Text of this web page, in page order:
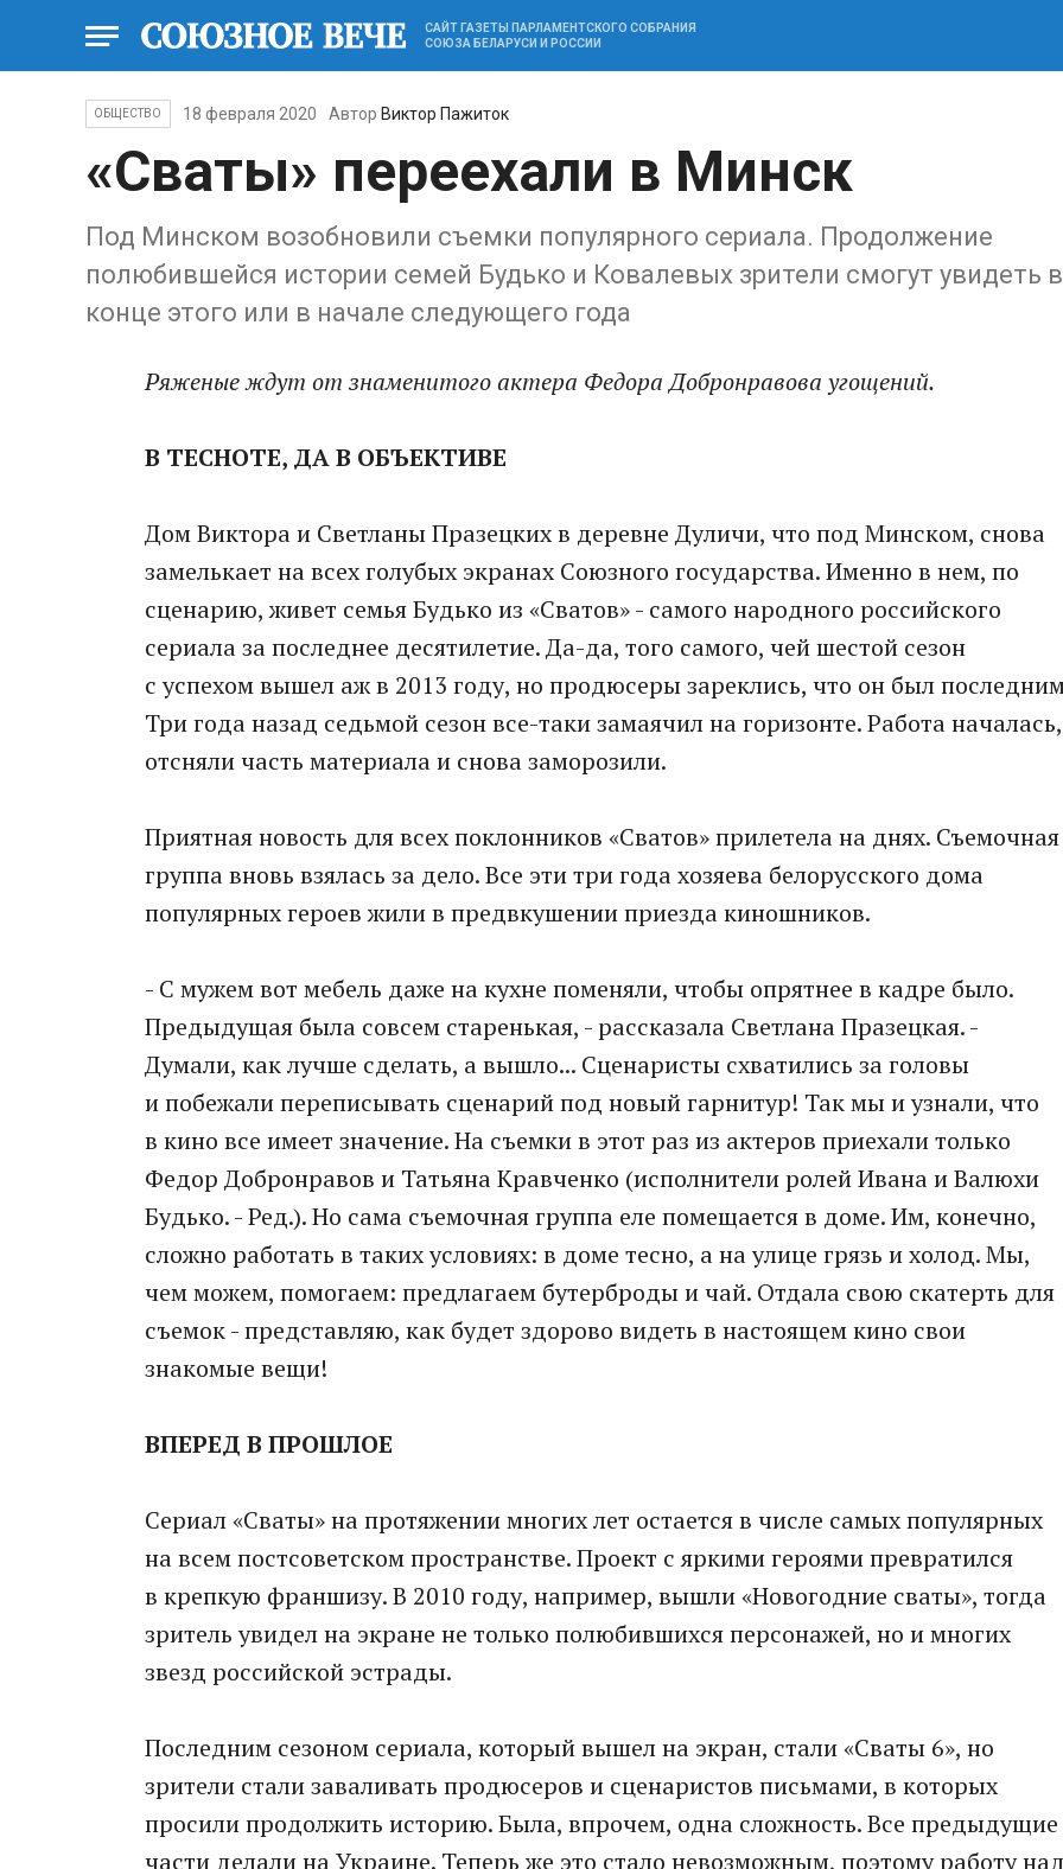
САЙТ ГАЗЕТЫ ПАРЛАМЕНТСКОГО СОБРАНИЯ
СОЮЗА БЕЛАРУСИ И РОССИИ
ОБЩЕСТВО 18 февраля 2020 Автор Виктор Пажиток
«Сваты» переехали в Минск
Под Минском возобновили съемки популярного сериала. Продолжение
полюбившейся истории семей Будько и Ковалевых зрители смогут увидеть в
конце этого или в начале следующего года
Ряженые ждут от знаменитого актера Федора Добронравова угощений.
В ТЕСНОТЕ, ДА В ОБЪЕКТИВЕ
Дом Виктора и Светланы Празецких в деревне Дуличи, что под Минском, снова
замелькает на всех голубых экранах Союзного государства. Именно в нем, по
сценарию, живет семья Будько из «Сватов» - самого народного российского
сериала за последнее десятилетие. Да-да, того самого, чей шестой сезон
с успехом вышел аж в 2013 году, но продюсеры зареклись, что он был
Три года назад седьмой сезон все-таки замаячил на горизонте. Работа началась,
отсняли часть материала и снова заморозили.
Приятная новость для всех поклонников «Сватов» прилетела на днях. Съемочная
группа вновь взялась за дело. Все эти три года хозяева белорусского дома
популярных героев жили в предвкушении приезда киношников.
- С мужем вот мебель даже на кухне поменяли, чтобы опрятнее в кадре было.
Предыдущая была совсем старенькая, - рассказала Светлана Празецкая. -
Думали, как лучше сделать, а вышло... Сценаристы схватились за головы
и побежали переписывать сценарий под новый гарнитур! Так мы и узнали, что
в кино все имеет значение. На съемки в этот раз из актеров приехали только
Федор Добронравов и Татьяна Кравченко (исполнители ролей Ивана и Валюхи
Будько. - Ред.). Но сама съемочная группа еле помещается в доме. Им, конечно,
сложно работать в таких условиях: в доме тесно, а на улице грязь и холод. Мы,
чем можем, помогаем: предлагаем бутерброды и чай. Отдала свою скатерть для
съемок - представляю, как будет здорово видеть в настоящем кино свои
знакомые вещи!
ВПЕРЕД В ПРОШЛОЕ
Сериал «Сваты» на протяжении многих лет остается в числе самых популярных
на всем постсоветском пространстве. Проект с яркими героями превратился
в крепкую франшизу. В 2010 году, например, вышли «Новогодние сваты», тогда
зритель увидел на экране не только полюбившихся персонажей, но и многих
звезд российской эстрады.
Последним сезоном сериала, который вышел на экран, стали «Сваты 6», но
зрители стали заваливать продюсеров и сценаристов письмами, в которых
просили продолжить историю. Была, впрочем, одна сложность. Все предыдущие
части делали на Украине. Теперь же это стало невозможным, поэтому работу над